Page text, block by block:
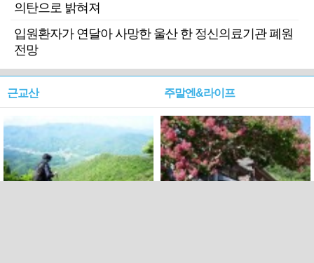
의탄으로 밝혀져
입원환자가 연달아 사망한 울산 한 정신의료기관 폐원
전망
근교산 주말엔&라이프